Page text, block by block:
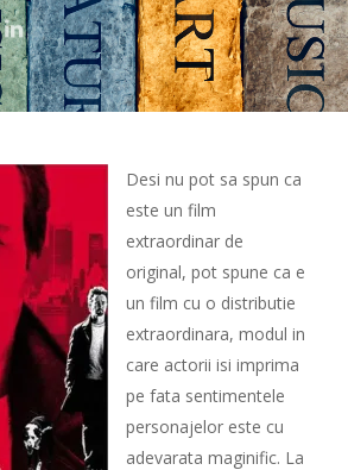
Desi nu pot sa spun ca
este un film
extraordinar de
original, pot spune ca e
un film cu o distributie
extraordinara, modul in
care actorii isi imprima
pe fata sentimentele
personajelor este cu
adevarata maginific. La